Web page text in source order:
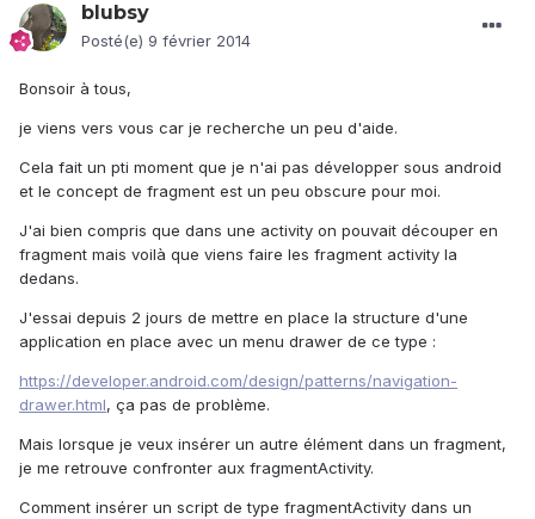
blubsy
Posté(e) 9 février 2014
Bonsoir à tous,
je viens vers vous car je recherche un peu d'aide.
Cela fait un pti moment que je n'ai pas développer sous android
et le concept de fragment est un peu obscure pour moi.
J'ai bien compris que dans une activity on pouvait découper en
fragment mais voilà que viens faire les fragment activity la
dedans.
J'essai depuis 2 jours de mettre en place la structure d'une
application en place avec un menu drawer de ce type :
https://developer.android.com/design/patterns/navigation-
drawer.html, ça pas de problème.
Mais lorsque je veux insérer un autre élément dans un fragment,
je me retrouve confronter aux fragmentActivity.
Comment insérer un script de type fragmentActivity dans un